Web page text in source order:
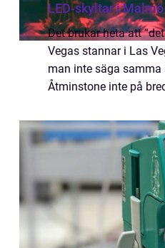
LED-skyltar i
Det brukar heta att
Vegas stannar i Las
man inte säga
Åtminstone inte på
finnas någonting
två...